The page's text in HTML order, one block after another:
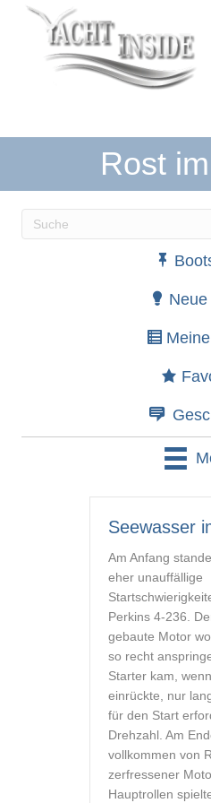
Rost
Wenn die Ergebnisse
Seewasser
Am Anfang
eher unauffällige
Perkins 4-236.
gebaute Motor
so recht
Starter kam,
einrückte, nur
für den Start
Drehzahl. Am
vollkommen von
zerfressener
Hauptrollen